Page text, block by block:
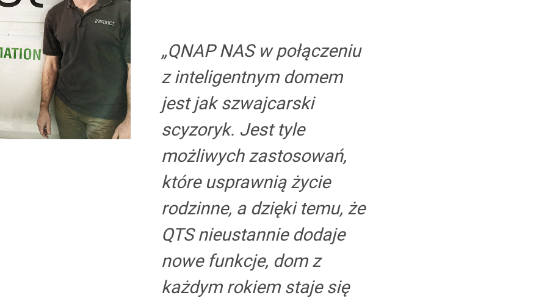
Electrical
NAS firma Instinct może
lepsze inteligentne domy
„QNAP NAS w połączeniu
z inteligentnym domem
jest jak szwajcarski
scyzoryk. Jest tyle
możliwych zastosowań,
które usprawnią życie
rodzinne, a dzięki temu, że
QTS nieustannie dodaje
nowe funkcje, dom z
każdym rokiem staje się